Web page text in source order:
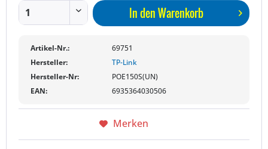
In denWarenkorb
Artikel-Nr.:
69751
Hersteller:
TP-Link
Hersteller-Nr:
POE150S(UN)
EAN:
6935364030506
Merken